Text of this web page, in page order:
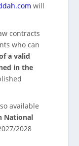
will
contracts
who can
a valid
in the
available
National
2028